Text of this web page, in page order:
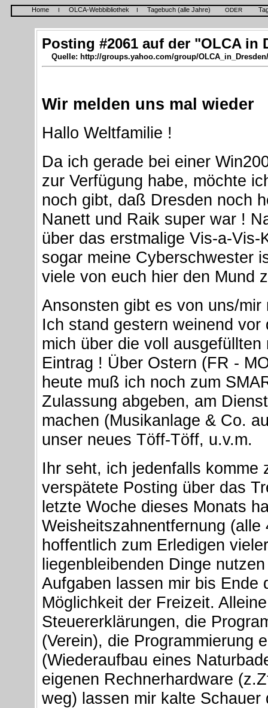
Home I OLCA-Webbibliothek I Tagebuch (alle Jahre) ODER
Posting #2061 auf der "OLCA in
Quelle: http://groups.yahoo.com/group/OLCA_in_Dresden/
Wir melden uns mal wieder
Hallo Weltfamilie !
Da ich gerade bei einer
zur Verfügung habe, möchte
noch gibt, daß Dresden noch
Nanett und Raik super war !
über das erstmalige Vis-a-
sogar meine Cyberschwester
viele von euch hier den Mund
Ansonsten gibt es von uns/
Ich stand gestern weinend
mich über die voll
Eintrag ! Über Ostern (FR -
heute muß ich noch zum
Zulassung abgeben, am
machen (Musikanlage & Co.
unser neues Töff-Töff, u.v.m.
Ihr seht, ich jedenfalls komme
verspätete Posting über das
letzte Woche dieses Monats
Weisheitszahnentfernung
hoffentlich zum Erledigen
liegenbleibenden Dinge
Aufgaben lassen mir bis Ende
Möglichkeit der Freizeit.
Steuererklärungen, die
(Verein), die Programmierung
(Wiederaufbau eines
eigenen Rechnerhardware
weg) lassen mir kalte